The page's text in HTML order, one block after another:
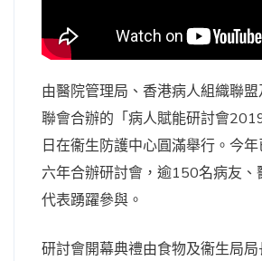
由醫院管理局、香港病人組織聯
聯會合辦的「病人賦能研討會
日在衞生防護中心圓滿舉行。今
六年合辦研討會，逾150名病友、
代表踴躍參與。
研討會開幕典禮由食物及衞生局局